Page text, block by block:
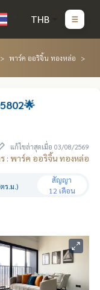
THB
พาร์ค ออริจิ้น ทองหล่อ
แก้ไขล่าสุดเมื่อ 03/08/2569
ร : พาร์ค ออริจิ้น ทองหล่อ
ร.ม.)
สัญญา
12 เดือน